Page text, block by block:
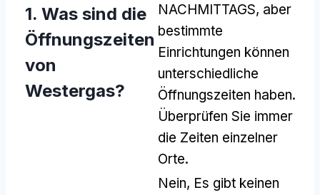
1. Was sind die
Öffnungszeiten
von
Westergas?
NACHMITTAGS, aber
bestimmte
Einrichtungen können
unterschiedliche
Öffnungszeiten haben.
Überprüfen Sie immer
die Zeiten einzelner
Orte.
Nein, Es gibt keinen